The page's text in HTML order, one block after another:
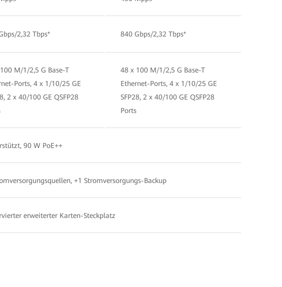
2,32 Tbps* 840 Gbps/2,32 Tbps*
M/1/2,5 G Base-T
Ports, 4 x 1/10/25 GE
2 x 40/100 GE QSFP28
48 x 100 M/1/2,5 G Base-T
Ethernet-Ports, 4 x 1/10/25 GE
SFP28, 2 x 40/100 GE QSFP28
Ports
90 W PoE++
+1 Stromversorgungs-Backup
erweiterter Karten-Steckplatz